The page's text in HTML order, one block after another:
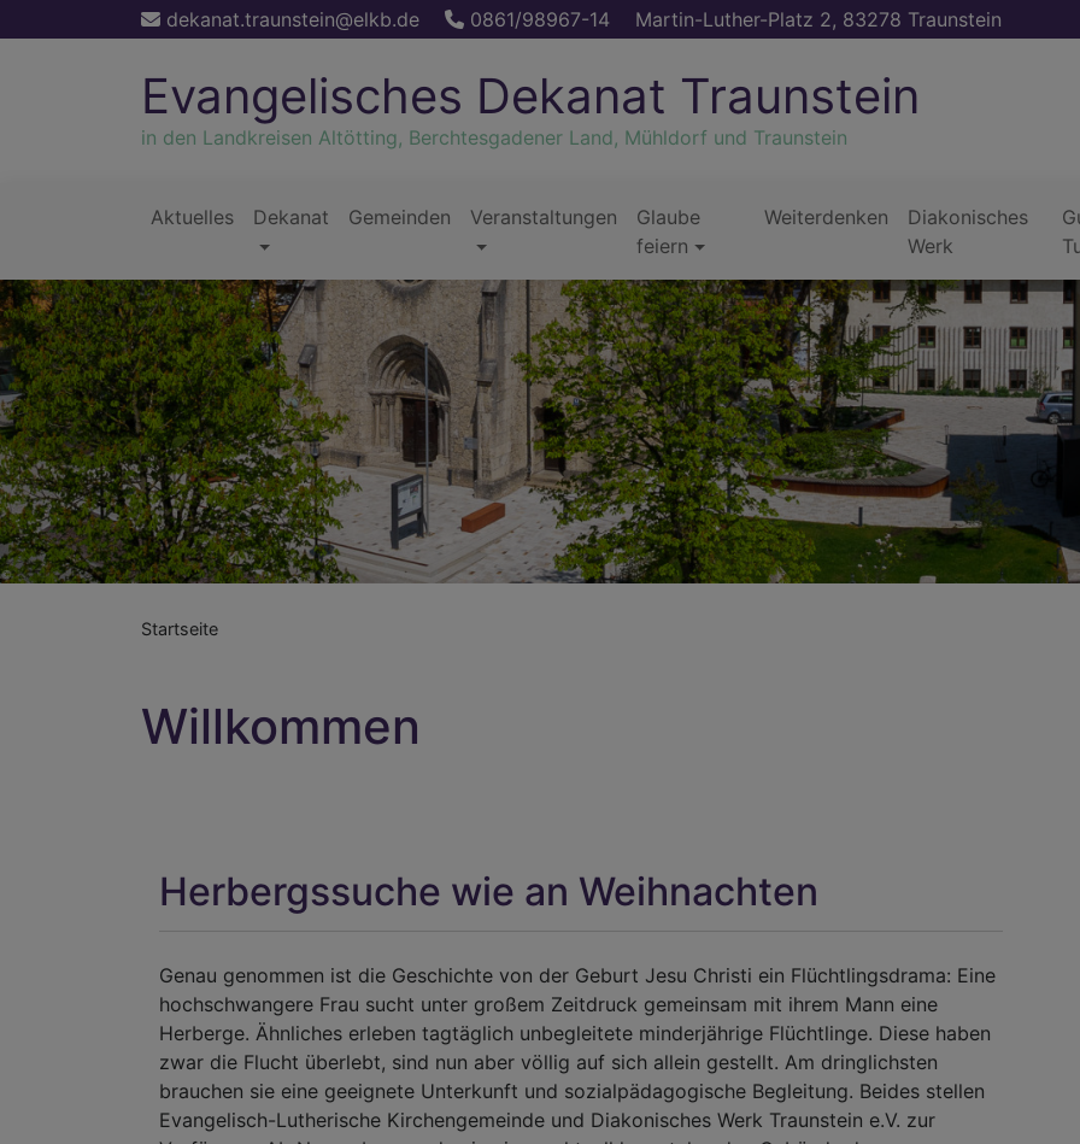
zum
dekanat.traunstein@elkb.de 0861/98967-14 Martin-Luther-Platz 2, 83278 Traunstein
Evangelisches Dekanat Traunstein
in den Landkreisen Altötting, Berchtesgadener Land, Mühldorf und Traunstein
Hauptnavigation
Aktuelles Dekanat Gemeinden Veranstaltungen
Glaube
feiern
Weiterdenken
Diakonisches
Werk
Startseite
Willkommen
Herbergssuche wie an Weihnachten
Genau genommen ist die Geschichte von der Geburt Jesu Christi ein Flüchtlingsdrama: Eine
hochschwangere Frau sucht unter großem Zeitdruck gemeinsam mit ihrem Mann eine
Herberge. Ähnliches erleben tagtäglich unbegleitete minderjährige Flüchtlinge. Diese haben
zwar die Flucht überlebt, sind nun aber völlig auf sich allein gestellt. Am dringlichsten
brauchen sie eine geeignete Unterkunft und sozialpädagogische Begleitung. Beides stellen
Evangelisch-Lutherische Kirchengemeinde und Diakonisches Werk Traunstein e.V. zur